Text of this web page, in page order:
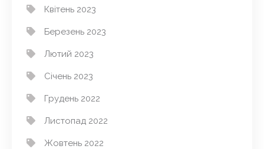
Квітень 2023
Березень 2023
Лютий 2023
Січень 2023
Грудень 2022
Листопад 2022
Жовтень 2022